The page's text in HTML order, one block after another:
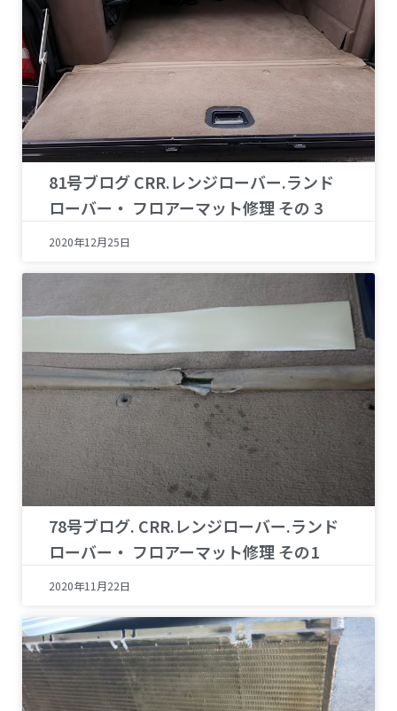
81号ブログ CRR.レンジローバー.ランド
ローバー・ フロアーマット修理 その 3
2020年12月25日
78号ブログ. CRR.レンジローバー.ランド
ローバー・ フロアーマット修理 その1
2020年11月22日